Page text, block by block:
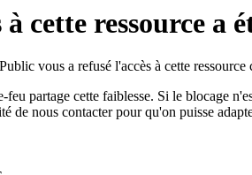
à cette ressource a
vous a refusé l'accès à cette
feu partage cette faiblesse. Si le blocage
de nous contacter pour qu'on puisse